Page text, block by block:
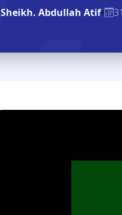
Sheikh. Abdullah Atif•